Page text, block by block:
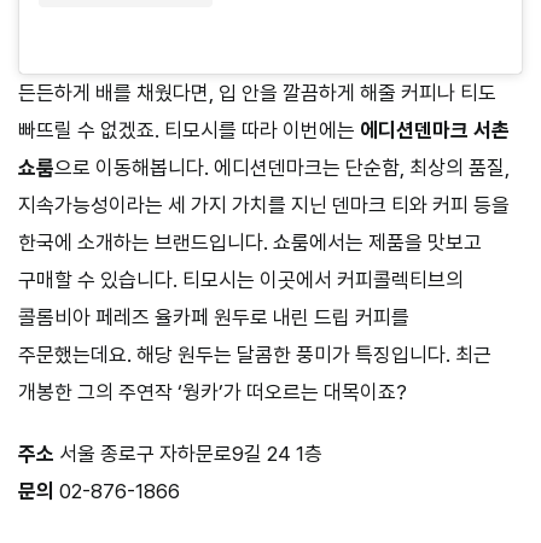
든든하게 배를 채웠다면, 입 안을 깔끔하게 해줄 커피나 티도
빠뜨릴 수 없겠죠. 티모시를 따라 이번에는 에디션덴마크 서촌
쇼룸으로 이동해봅니다. 에디션덴마크는 단순함, 최상의 품질,
지속가능성이라는 세 가지 가치를 지닌 덴마크 티와 커피 등을
한국에 소개하는 브랜드입니다. 쇼룸에서는 제품을 맛보고
구매할 수 있습니다. 티모시는 이곳에서 커피콜렉티브의
콜롬비아 페레즈 율카페 원두로 내린 드립 커피를
주문했는데요. 해당 원두는 달콤한 풍미가 특징입니다. 최근
개봉한 그의 주연작 ‘웡카’가 떠오르는 대목이죠?
주소 서울 종로구 자하문로9길 24 1층
문의 02-876-1866